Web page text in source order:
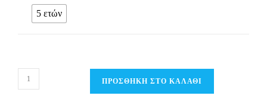
5 ετών
in
ΠΡΟΣΘΉΚΗ ΣΤΟ ΚΑΛΆΘΙ